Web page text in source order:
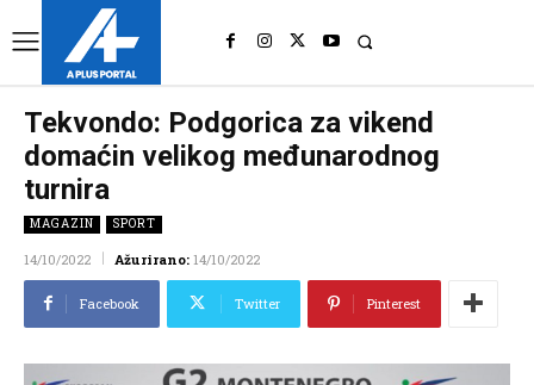
Tekvondo: Podgorica za vikend
domaćin velikog međunarodnog
turnira
MAGAZIN SPORT
14/10/2022 Ažurirano: 14/10/2022
Facebook Twitter Pinterest